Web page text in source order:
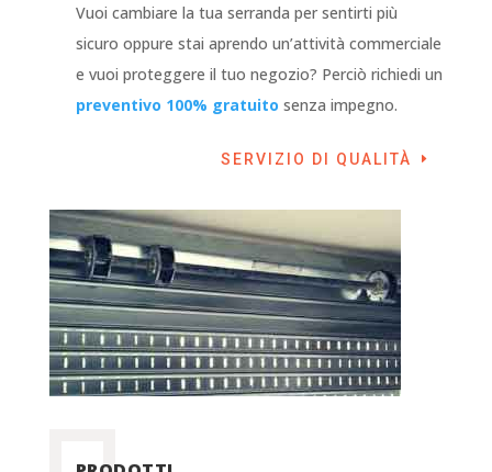
Vuoi cambiare la tua serranda per sentirti più
sicuro oppure stai aprendo un’attività commerciale
e vuoi proteggere il tuo negozio? Perciò richiedi un
preventivo 100% gratuito senza impegno.
SERVIZIO DI QUALITÀ